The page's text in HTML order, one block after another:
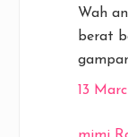
Wah
berat
13